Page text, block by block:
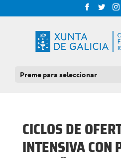
Preme para seleccionar
CICLOS DE
INTENSIVA CON